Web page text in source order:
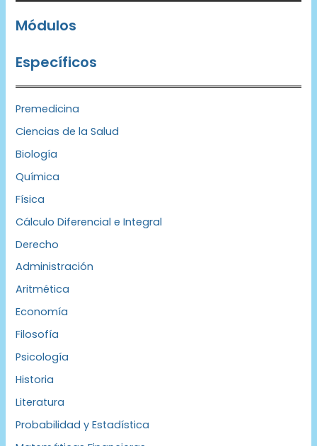
Módulos
Específicos
Premedicina
Ciencias de la Salud
Biología
Química
Física
Cálculo Diferencial e Integral
Derecho
Administración
Aritmética
Economía
Filosofía
Psicología
Historia
Literatura
Probabilidad y Estadística